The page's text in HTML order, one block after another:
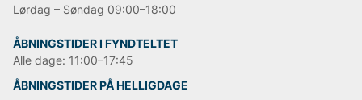
Lørdag – Søndag 09:00–18:00
ÅBNINGSTIDER I FYNDTELTET
Alle dage: 11:00–17:45
ÅBNINGSTIDER PÅ HELLIGDAGE